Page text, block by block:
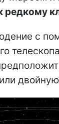
редкому
с